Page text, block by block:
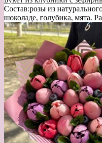
Состав:розы из
шоколаде, голубика, мята.